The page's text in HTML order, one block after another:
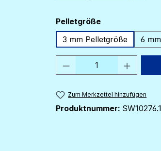
Pelletgrößeauswählen
3 mm Pelletgröße
6
Produkt Anzahl:
Zum Merkzettel hinzufügen
Produktnummer: SW10276.1